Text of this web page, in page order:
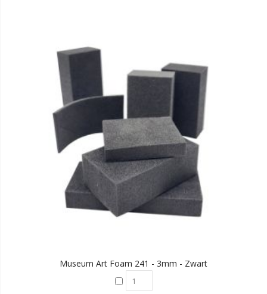
Museum Art Foam 241 - 3mm - Zwart